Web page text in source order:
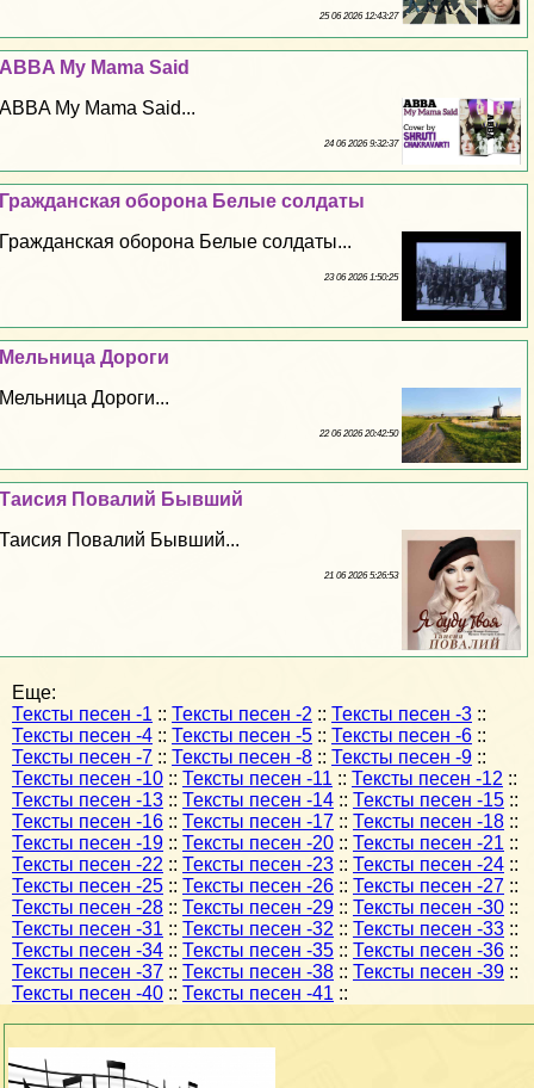
25 06 2026 12:43:27
ABBA My Mama Said
ABBA My Mama Said...
24 06 2026 9:32:37
Гражданская оборона Белые солдаты
Гражданская оборона Белые солдаты...
23 06 2026 1:50:25
Мельница Дороги
Мельница Дороги...
22 06 2026 20:42:50
Таисия Повалий Бывший
Таисия Повалий Бывший...
21 06 2026 5:26:53
Еще:
Тексты песен -1 :: Тексты песен -2 :: Тексты песен -3 ::
Тексты песен -4 :: Тексты песен -5 :: Тексты песен -6 ::
Тексты песен -7 :: Тексты песен -8 :: Тексты песен -9 ::
Тексты песен -10 :: Тексты песен -11 :: Тексты песен -12 ::
Тексты песен -13 :: Тексты песен -14 :: Тексты песен -15 ::
Тексты песен -16 :: Тексты песен -17 :: Тексты песен -18 ::
Тексты песен -19 :: Тексты песен -20 :: Тексты песен -21 ::
Тексты песен -22 :: Тексты песен -23 :: Тексты песен -24 ::
Тексты песен -25 :: Тексты песен -26 :: Тексты песен -27 ::
Тексты песен -28 :: Тексты песен -29 :: Тексты песен -30 ::
Тексты песен -31 :: Тексты песен -32 :: Тексты песен -33 ::
Тексты песен -34 :: Тексты песен -35 :: Тексты песен -36 ::
Тексты песен -37 :: Тексты песен -38 :: Тексты песен -39 ::
Тексты песен -40 :: Тексты песен -41 ::